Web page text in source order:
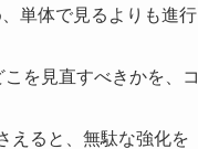
単体で見るよりも進行
を見直すべきかを、コ
えると、無駄な強化を